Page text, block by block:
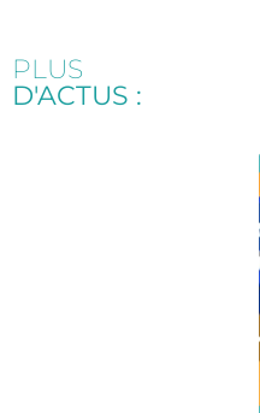
PLUS
D'ACTUS :